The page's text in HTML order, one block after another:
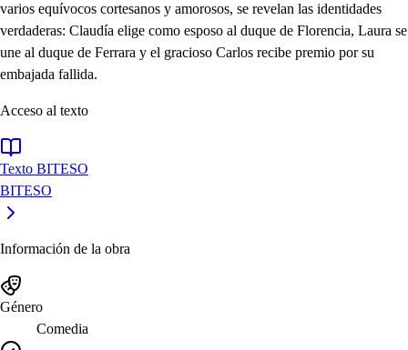
varios equívocos cortesanos y amorosos, se revelan las identidades
verdaderas: Claudía elige como esposo al duque de Florencia, Laura se
une al duque de Ferrara y el gracioso Carlos recibe premio por su
embajada fallida.
Acceso al texto
Texto BITESO
BITESO
Información de la obra
Género
Comedia